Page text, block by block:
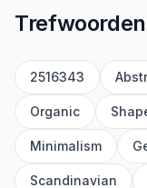
Trefwoorden
2516343
Organic
Minimalism
Scandinavian